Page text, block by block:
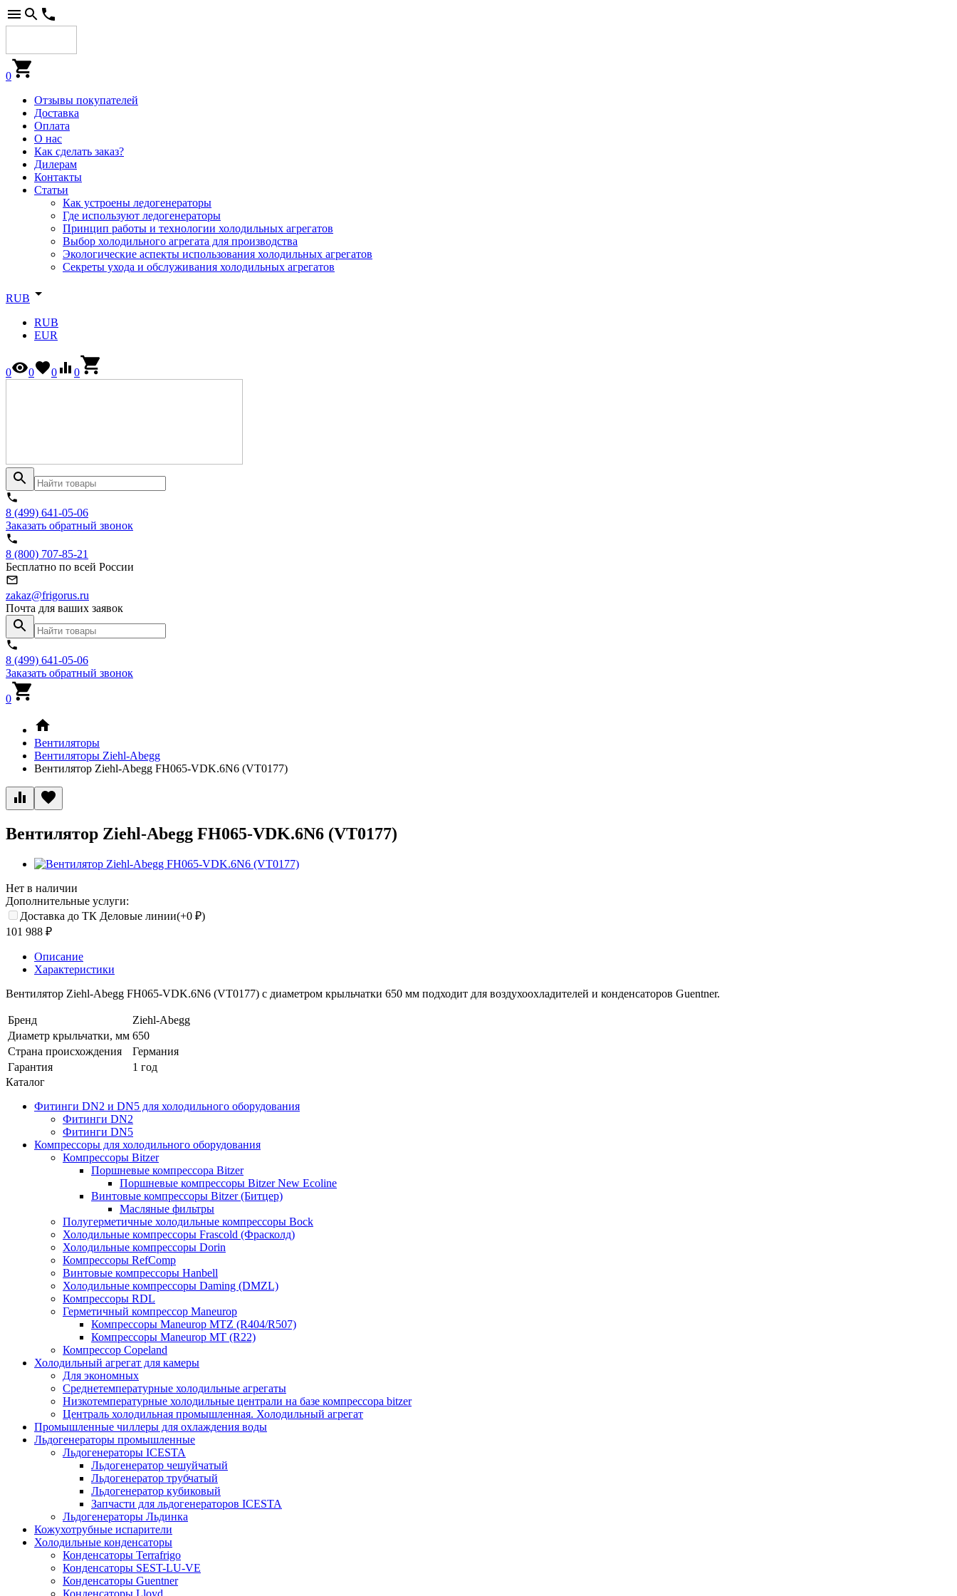
0
Отзывы покупателей
Доставка
Оплата
О нас
Как сделать заказ?
Дилерам
Контакты
Статьи
Как устроены ледогенераторы
Где используют ледогенераторы
Принцип работы и технологии холодильных агрегатов
Выбор холодильного агрегата для производства
Экологические аспекты использования холодильных агрегатов
Секреты ухода и обслуживания холодильных агрегатов
RUB
RUB
EUR
0 0 0 0
8 (499) 641-05-06
Заказать обратный звонок
8 (800) 707-85-21
Бесплатно по всей России
zakaz@frigorus.ru
Почта для ваших заявок
8 (499) 641-05-06
Заказать обратный звонок
0
Вентиляторы
Вентиляторы Ziehl-Abegg
Вентилятор Ziehl-Abegg FH065-VDK.6N6 (VT0177)
Вентилятор Ziehl-Abegg FH065-VDK.6N6 (VT0177)
Нет в наличии
Дополнительные услуги:
Доставка до ТК Деловые линии(+0 ₽)
101 988 ₽
Описание
Характеристики
Вентилятор Ziehl-Abegg FH065-VDK.6N6 (VT0177) с диаметром крыльчатки 650 мм подходит для воздухоохладителей и конденсаторов Guentner.
Бренд
Ziehl-Abegg
Диаметр крыльчатки, мм 650
Страна происхождения
Германия
Гарантия
1 год
Каталог
Фитинги DN2 и DN5 для холодильного оборудования
Фитинги DN2
Фитинги DN5
Компрессоры для холодильного оборудования
Компрессоры Bitzer
Поршневые компрессора Bitzer
Поршневые компрессоры Bitzer New Ecoline
Винтовые компрессоры Bitzer (Битцер)
Масляные фильтры
Полугерметичные холодильные компрессоры Bock
Холодильные компрессоры Frascold (Фрасколд)
Холодильные компрессоры Dorin
Компрессоры RefComp
Винтовые компрессоры Hanbell
Холодильные компрессоры Daming (DMZL)
Компрессоры RDL
Герметичный компрессор Maneurop
Компрессоры Maneurop MTZ (R404/R507)
Компрессоры Maneurop MT (R22)
Компрессор Copeland
Холодильный агрегат для камеры
Для экономных
Среднетемпературные холодильные агрегаты
Низкотемпературные холодильные централи на базе компрессора bitzer
Централь холодильная промышленная. Холодильный агрегат
Промышленные чиллеры для охлаждения воды
Льдогенераторы промышленные
Льдогенераторы ICESTA
Льдогенератор чешуйчатый
Льдогенератор трубчатый
Льдогенератор кубиковый
Запчасти для льдогенераторов ICESTA
Льдогенераторы Льдинка
Кожухотрубные испарители
Холодильные конденсаторы
Конденсаторы Terrafrigo
Конденсаторы SEST-LU-VE
Конденсаторы Guentner
Конденсаторы Lloyd